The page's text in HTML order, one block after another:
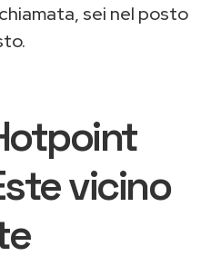
sei nel posto
vicino